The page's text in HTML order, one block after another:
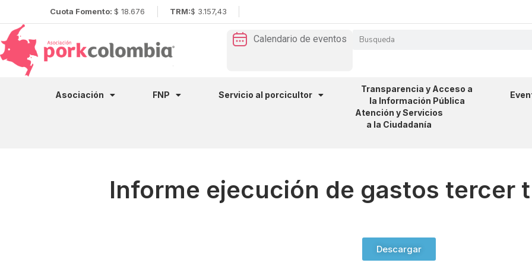
Cuota Fomento: $ 18.676 TRM:$ 3.157,43
Calendario de eventos
Asociación FNP Servicio al porcicultor
Transparencia y Acceso a
la Información Pública
Atención y Servicios
a la Ciudadanía
Informe ejecución de gastos tercer
Descargar